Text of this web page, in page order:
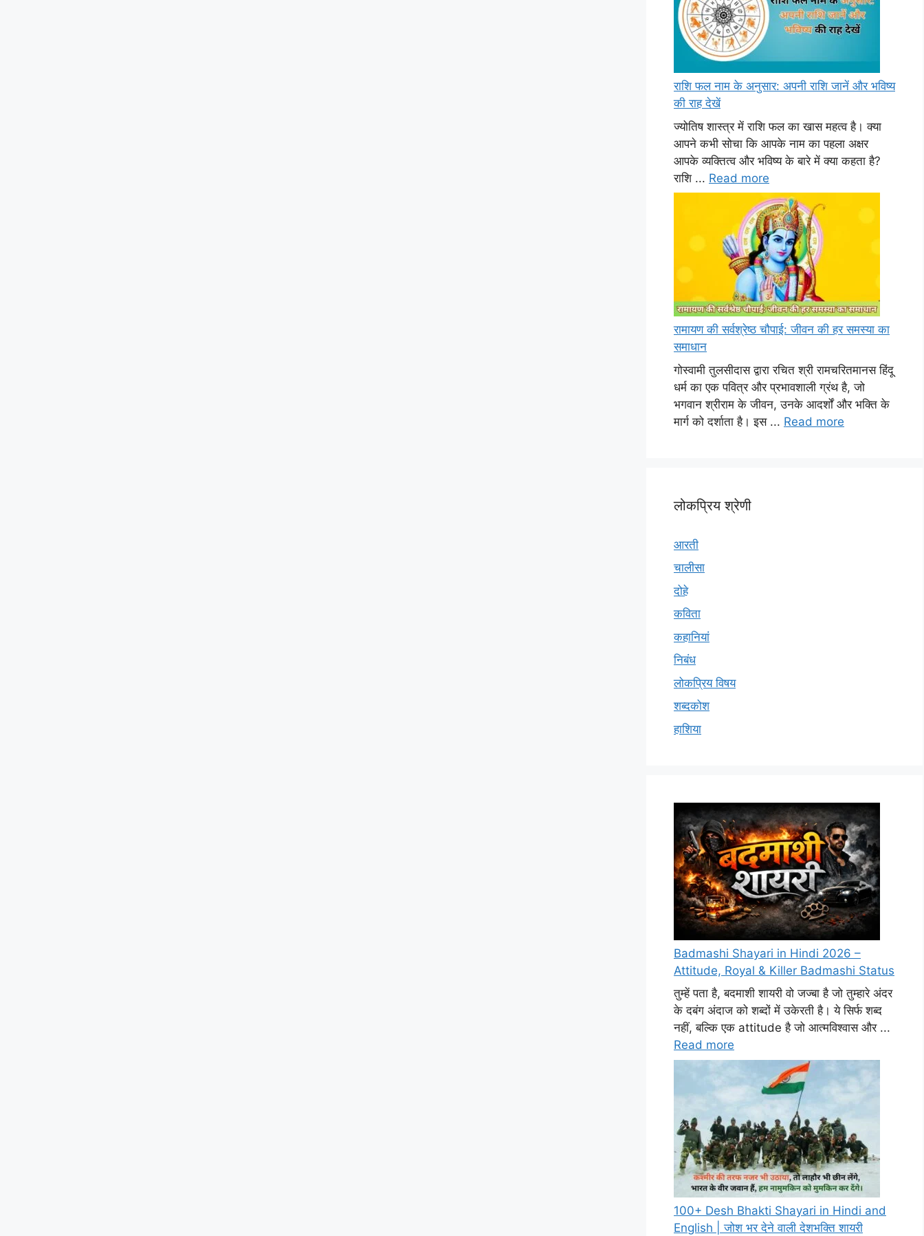
राशि फल नाम के अनुसार: अपनी राशि जानें और भविष्य
की राह देखें
ज्योतिष शास्त्र में राशि फल का खास महत्व है। क्या
आपने कभी सोचा कि आपके नाम का पहला अक्षर
आपके व्यक्तित्व और भविष्य के बारे में क्या कहता है?
राशि ... Read more
रामायण की सर्वश्रेष्ठ चौपाई: जीवन की हर समस्या का
समाधान
गोस्वामी तुलसीदास द्वारा रचित श्री रामचरितमानस हिंदू
धर्म का एक पवित्र और प्रभावशाली ग्रंथ है, जो
भगवान श्रीराम के जीवन, उनके आदर्शों और भक्ति के
मार्ग को दर्शाता है। इस ... Read more
लोकप्रिय श्रेणी
आरती
चालीसा
दोहे
कविता
कहानियां
निबंध
लोकप्रिय विषय
शब्दकोश
हाशिया
Badmashi Shayari in Hindi 2026 –
Attitude, Royal & Killer Badmashi Status
तुम्हें पता है, बदमाशी शायरी वो जज्बा है जो तुम्हारे अंदर
के दबंग अंदाज को शब्दों में उकेरती है। ये सिर्फ शब्द
नहीं, बल्कि एक attitude है जो आत्मविश्वास और ...
Read more
100+ Desh Bhakti Shayari in Hindi and
English | जोश भर देने वाली देशभक्ति शायरी